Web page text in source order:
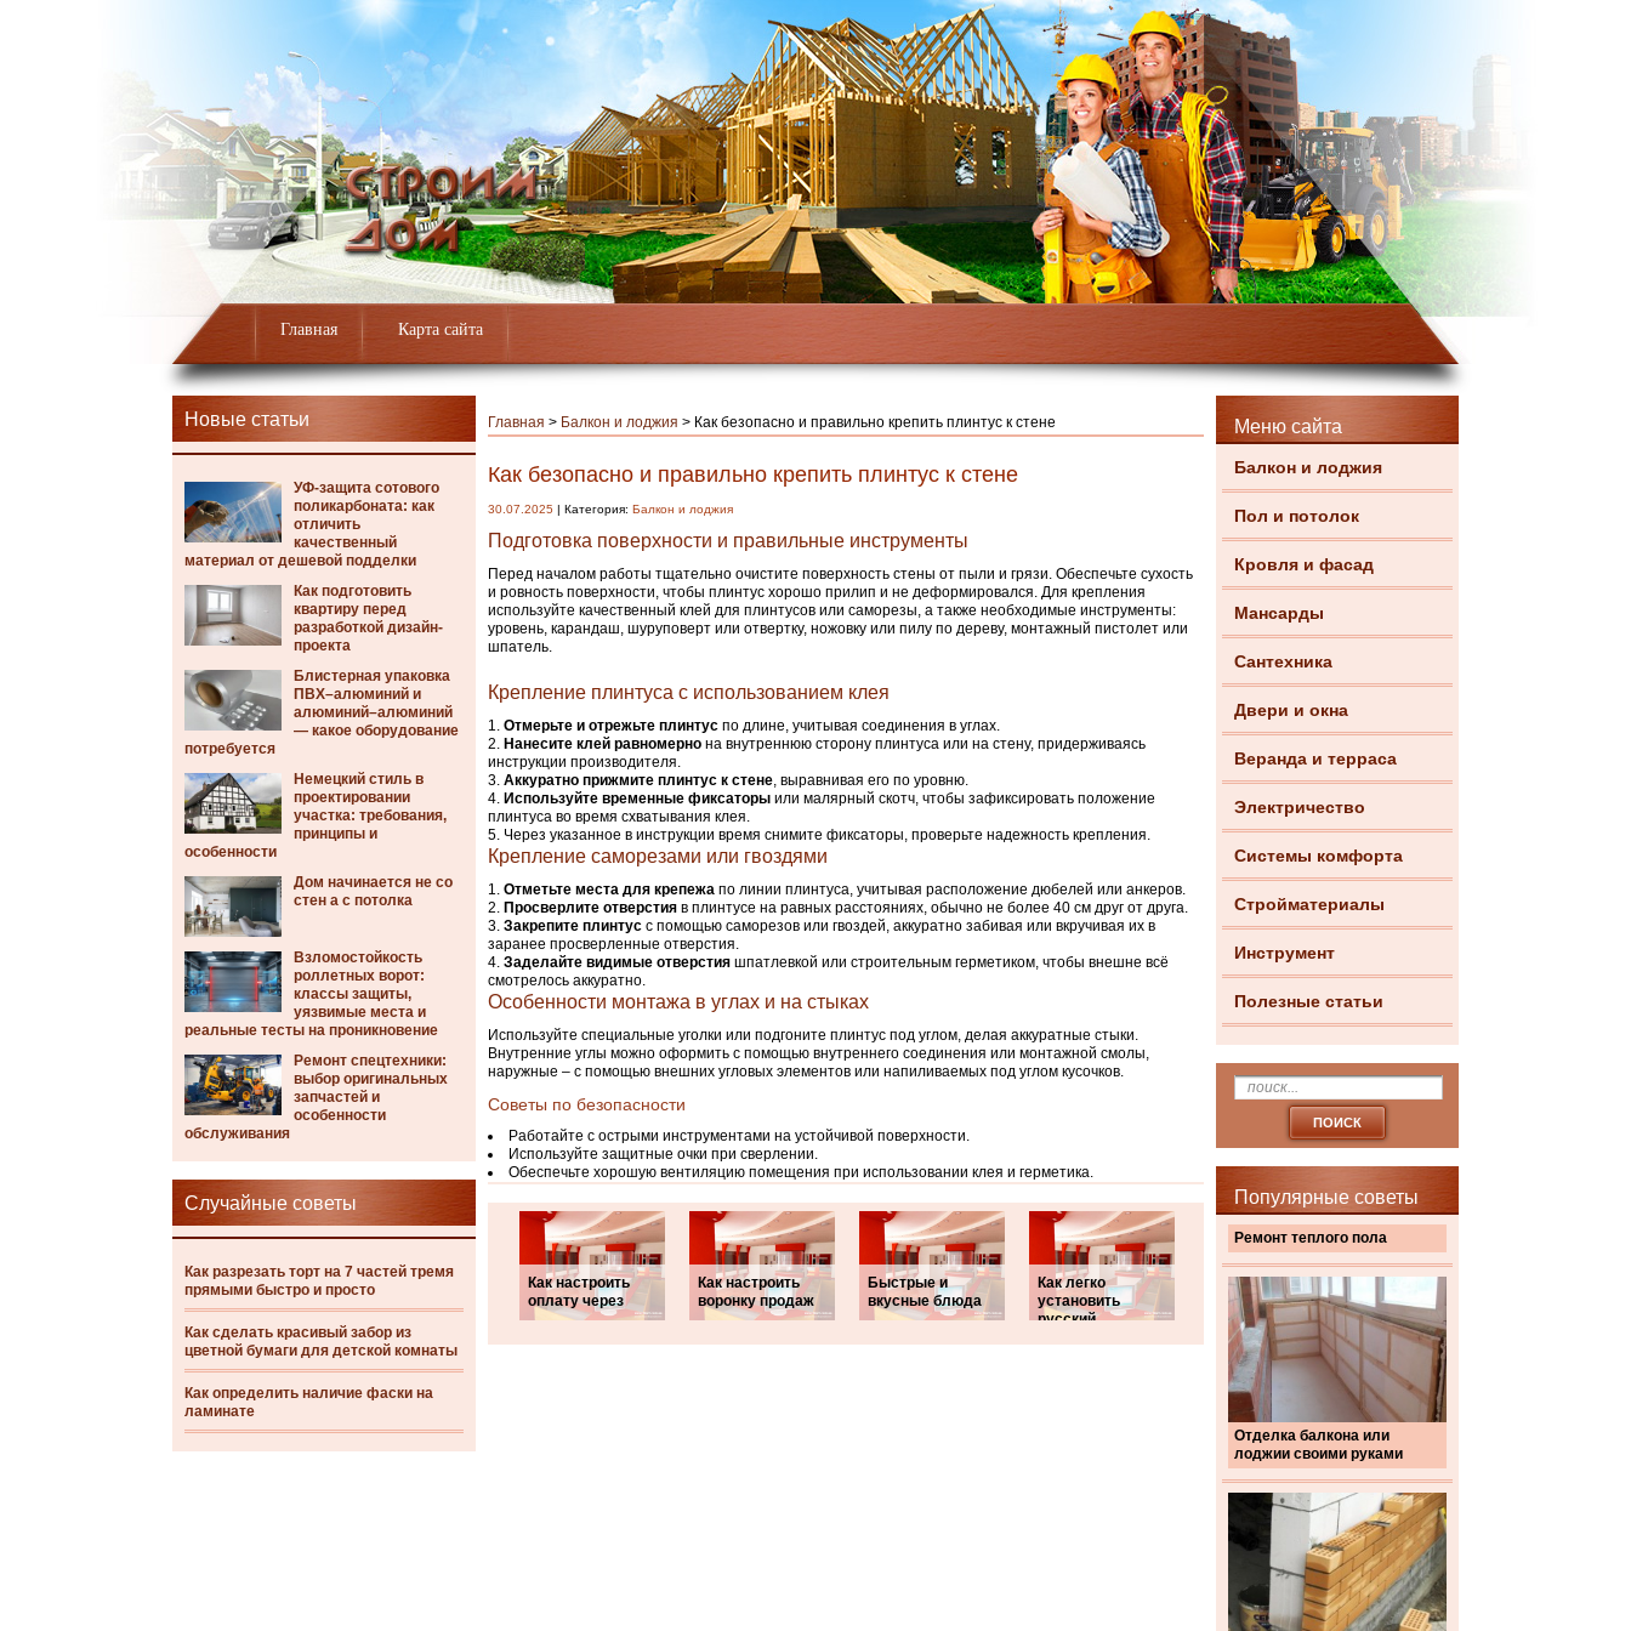
Главная Карта сайта
Новые статьи
УФ-защита сотового
поликарбоната: как
отличить
качественный
материал от дешевой подделки
Как подготовить
квартиру перед
разработкой дизайн-
проекта
Блистерная упаковка
ПВХ–алюминий и
алюминий–алюминий
— какое оборудование
потребуется
Немецкий стиль в
проектировании
участка: требования,
принципы и
особенности
Дом начинается не со
стен а с потолка
Взломостойкость
роллетных ворот:
классы защиты,
уязвимые места и
реальные тесты на проникновение
Ремонт спецтехники:
выбор оригинальных
запчастей и
особенности
обслуживания
Случайные советы
Как разрезать торт на 7 частей тремя
прямыми быстро и просто
Как сделать красивый забор из
цветной бумаги для детской комнаты
Как определить наличие фаски на
ламинате
Меню сайта
Балкон и лоджия
Пол и потолок
Кровля и фасад
Мансарды
Сантехника
Двери и окна
Веранда и терраса
Электричество
Системы комфорта
Стройматериалы
Инструмент
Полезные статьи
Популярные советы
Ремонт теплого пола
Отделка балкона или
лоджии своими руками
Главная > Балкон и лоджия > Как безопасно и правильно крепить плинтус к стене
Как безопасно и правильно крепить плинтус к стене
30.07.2025 | Категория: Балкон и лоджия
Подготовка поверхности и правильные инструменты
Перед началом работы тщательно очистите поверхность стены от пыли и грязи. Обеспечьте сухость
и ровность поверхности, чтобы плинтус хорошо прилип и не деформировался. Для крепления
используйте качественный клей для плинтусов или саморезы, а также необходимые инструменты:
уровень, карандаш, шуруповерт или отвертку, ножовку или пилу по дереву, монтажный пистолет или
шпатель.
Крепление плинтуса с использованием клея
Отмерьте и отрежьте плинтус по длине, учитывая соединения в углах.
Нанесите клей равномерно на внутреннюю сторону плинтуса или на стену, придерживаясь
инструкции производителя.
Аккуратно прижмите плинтус к стене, выравнивая его по уровню.
Используйте временные фиксаторы или малярный скотч, чтобы зафиксировать положение
плинтуса во время схватывания клея.
Через указанное в инструкции время снимите фиксаторы, проверьте надежность крепления.
Крепление саморезами или гвоздями
Отметьте места для крепежа по линии плинтуса, учитывая расположение дюбелей или анкеров.
Просверлите отверстия в плинтусе на равных расстояниях, обычно не более 40 см друг от друга.
Закрепите плинтус с помощью саморезов или гвоздей, аккуратно забивая или вкручивая их в
заранее просверленные отверстия.
Заделайте видимые отверстия шпатлевкой или строительным герметиком, чтобы внешне всё
смотрелось аккуратно.
Особенности монтажа в углах и на стыках
Используйте специальные уголки или подгоните плинтус под углом, делая аккуратные стыки.
Внутренние углы можно оформить с помощью внутреннего соединения или монтажной смолы,
наружные – с помощью внешних угловых элементов или напиливаемых под углом кусочков.
Советы по безопасности
Работайте с острыми инструментами на устойчивой поверхности.
Используйте защитные очки при сверлении.
Обеспечьте хорошую вентиляцию помещения при использовании клея и герметика.
Как настроить
оплату через
Как настроить
воронку продаж
Быстрые и
вкусные блюда
Как легко
установить
русский